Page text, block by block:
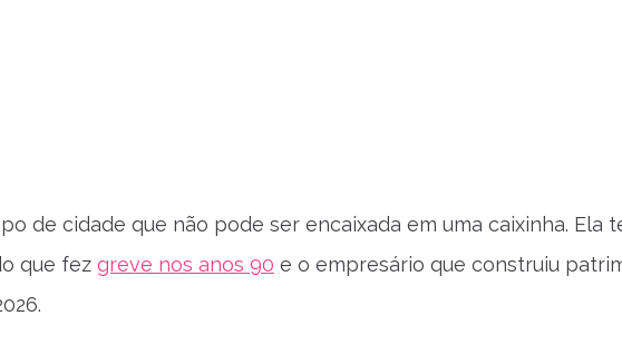
de cidade que não pode ser encaixada em uma caixinha. Ela
que fez greve nos anos 90 e o empresário que construiu